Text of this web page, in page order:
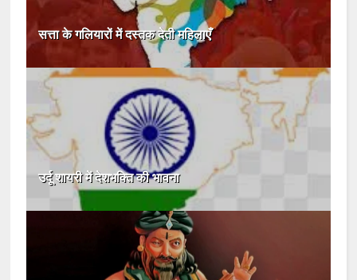
सत्ता के गलियारों में दस्तक देती महिलाएँ
उर्दू शायरी में देशभक्ति की भावना